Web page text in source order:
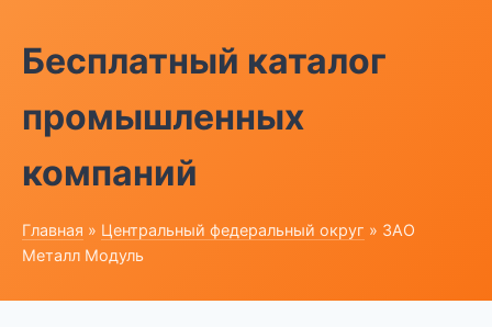
Бесплатный каталог
промышленных
компаний
Главная » Центральный федеральный округ » ЗАО
Металл Модуль